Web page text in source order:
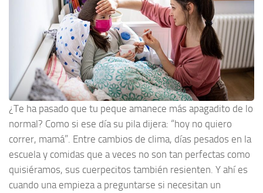
¿Te ha pasado que tu peque amanece más apagadito de lo
normal? Como si ese día su pila dijera: “hoy no quiero
correr, mamá”. Entre cambios de clima, días pesados en la
escuela y comidas que a veces no son tan perfectas como
quisiéramos, sus cuerpecitos también resienten. Y ahí es
cuando una empieza a preguntarse si necesitan un